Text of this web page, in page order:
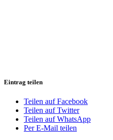
Eintrag teilen
Teilen auf Facebook
Teilen auf Twitter
Teilen auf WhatsApp
Per E-Mail teilen